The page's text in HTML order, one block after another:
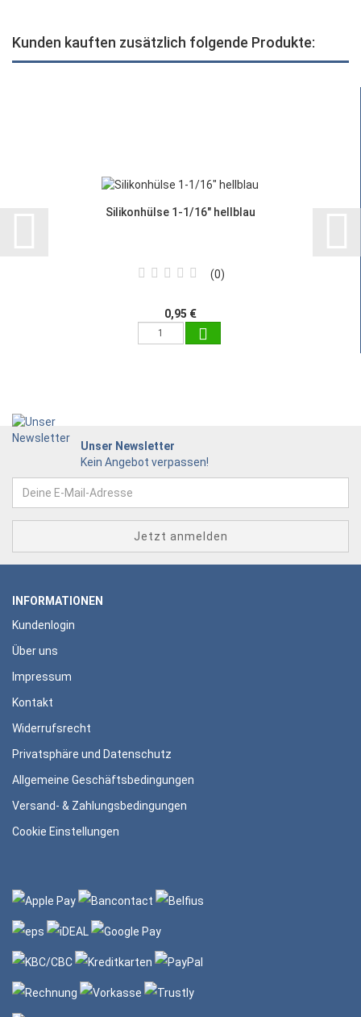
Kunden kauften zusätzlich folgende Produkte:
Silikonhülse 1-1/16" hellblau
0
0,95 €
Unser Newsletter
Kein Angebot verpassen!
INFORMATIONEN
Kundenlogin
Über uns
Impressum
Kontakt
Widerrufsrecht
Privatsphäre und Datenschutz
Allgemeine Geschäftsbedingungen
Versand- & Zahlungsbedingungen
Cookie Einstellungen